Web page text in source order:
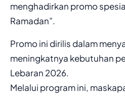
menghadirkan promo
Ramadan”.
Promo ini dirilis dalam
meningkatnya kebutuhan
Lebaran 2026.
Melalui program ini,